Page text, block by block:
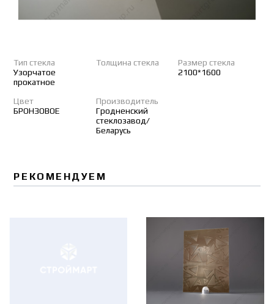
Тип стекла
Узорчатое
прокатное
Толщина стекла
Размер стекла
2100*1600
Цвет
БРОНЗОВОЕ
Производитель
Гродненский
стеклозавод/
Беларусь
РЕКОМЕНДУЕМ